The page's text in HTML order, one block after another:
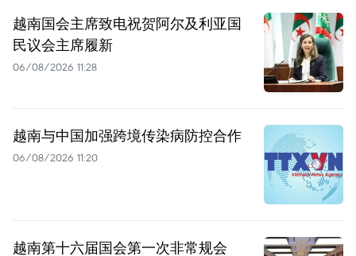
越南国会主席致电祝贺阿尔及利亚国
民议会主席履新
06/08/2026 11:28
越南与中国加强跨境传染病防控合作
06/08/2026 11:20
越南第十六届国会第一次非常规会